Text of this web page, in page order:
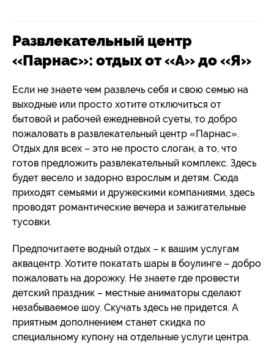
Развлекательный центр
«Парнас»: отдых от «А» до «Я»
Если не знаете чем развлечь себя и свою семью на
выходные или просто хотите отключиться от
бытовой и рабочей ежедневной суеты, то добро
пожаловать в развлекательный центр «Парнас».
Отдых для всех – это не просто слоган, а то, что
готов предложить развлекательный комплекс. Здесь
будет весело и задорно взрослым и детям. Сюда
приходят семьями и дружескими компаниями, здесь
проводят романтические вечера и зажигательные
тусовки.
Предпочитаете водный отдых – к вашим услугам
аквацентр. Хотите покатать шары в боулинге – добро
пожаловать на дорожку. Не знаете где провести
детский праздник – местные аниматоры сделают
незабываемое шоу. Скучать здесь не придется. А
приятным дополнением станет скидка по
специальному купону на отдельные услуги центра.